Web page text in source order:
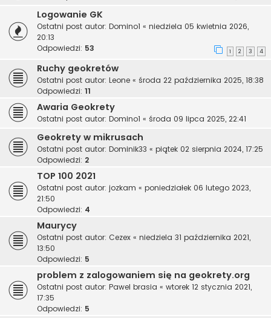
Logowanie GK
Ostatni post autor: Domino1 « niedziela 05 kwietnia 2026,
20:13
Odpowiedzi: 53 1 2 3 4
Ruchy geokretów
Ostatni post autor: Leone « środa 22 października 2025, 18:38
Odpowiedzi: 11
Awaria Geokrety
Ostatni post autor: Domino1 « środa 09 lipca 2025, 22:41
Geokrety w mikrusach
Ostatni post autor: Dominik33 « piątek 02 sierpnia 2024, 17:25
Odpowiedzi: 2
TOP 100 2021
Ostatni post autor: jozkam « poniedziałek 06 lutego 2023,
21:50
Odpowiedzi: 4
Maurycy
Ostatni post autor: Cezex « niedziela 31 października 2021,
13:50
Odpowiedzi: 5
problem z zalogowaniem się na geokrety.org
Ostatni post autor: Pawel brasia « wtorek 12 stycznia 2021,
17:35
Odpowiedzi: 5